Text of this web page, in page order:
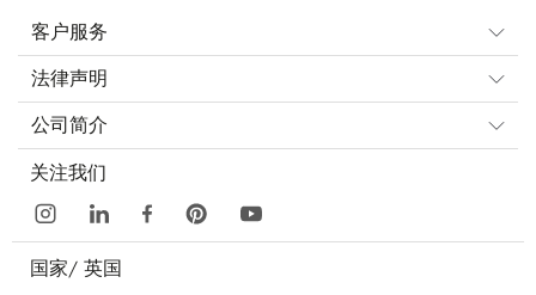
客户服务
法律声明
公司简介
关注我们
国家/ 英国